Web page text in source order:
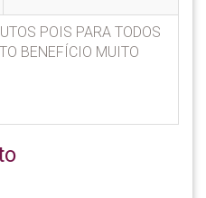
POIS PARA TODOS
BENEFÍCIO MUITO